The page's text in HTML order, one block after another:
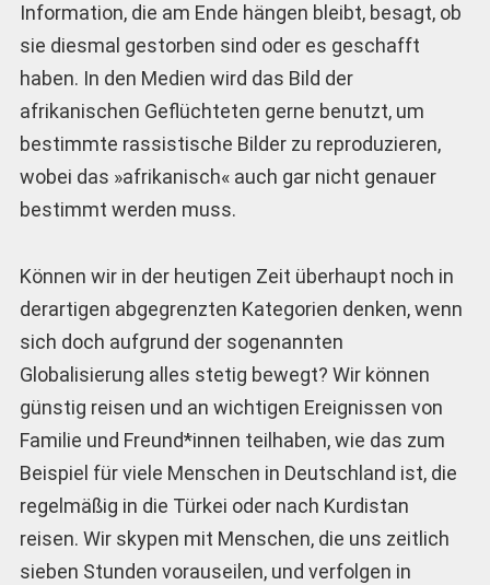
Information, die am Ende hängen bleibt, besagt, ob
sie diesmal gestorben sind oder es geschafft
haben. In den Medien wird das Bild der
afrikanischen Geflüchteten gerne benutzt, um
bestimmte rassistische Bilder zu reproduzieren,
wobei das »afrikanisch« auch gar nicht genauer
bestimmt werden muss.
Können wir in der heutigen Zeit überhaupt noch in
derartigen abgegrenzten Kategorien denken, wenn
sich doch aufgrund der sogenannten
Globalisierung alles stetig bewegt? Wir können
günstig reisen und an wichtigen Ereignissen von
Familie und Freund*innen teilhaben, wie das zum
Beispiel für viele Menschen in Deutschland ist, die
regelmäßig in die Türkei oder nach Kurdistan
reisen. Wir skypen mit Menschen, die uns zeitlich
sieben Stunden vorauseilen, und verfolgen in